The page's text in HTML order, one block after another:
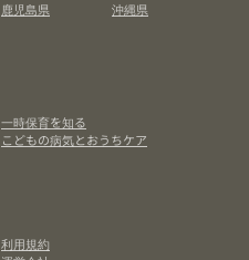
鹿児島県 沖縄県
一時保育を知る
こどもの病気とおうちケア
利用規約